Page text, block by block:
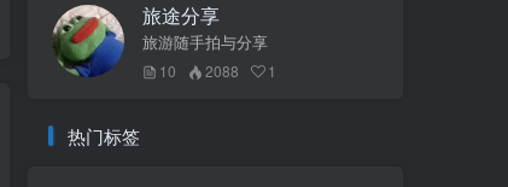
旅途分享
旅游随手拍与分享
10 2088 1
热门标签